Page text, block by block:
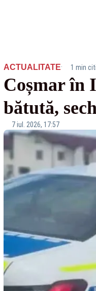
ACTUALITATE· 1 min
Coșmar în
bătută,
7 iul. 2026, 17:57